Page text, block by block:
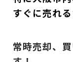
すぐに売れ
常時売却、